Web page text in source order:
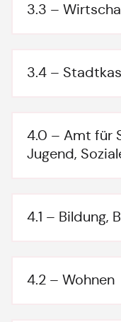
3.3 –
3.4 –
4.0 – Amt für
Jugend,
4.1 – Bildung,
4.2 – Wohnen